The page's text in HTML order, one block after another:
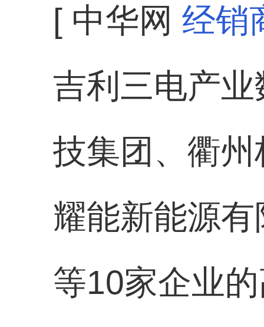
[ 中华网 经销
吉利三电产
技集团、衢
耀能新能源
等10家企业